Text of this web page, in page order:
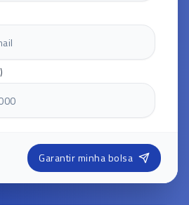
Garantir minha bolsa